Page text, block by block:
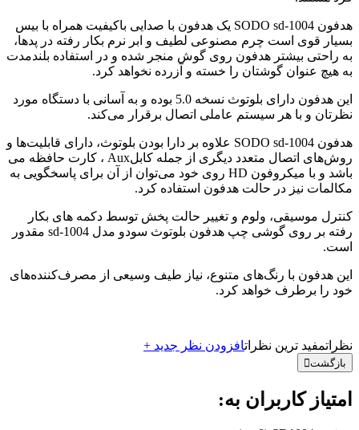
هدفون SODO sd-1004 یک هدفون با صدایی باکیفیت همراه با بیس
بسیار قوی است چرم مصنوعی لطیف و ابر نرم بکار رفته در پدها،
به راحتی بیشتر هدفون روی گوش منجر شده و در استفاده بلندمدت
به هیچ عنوان گوشتان را خسته و آزرده نخواهد کرد.
این هدفون دارای بلوتوث نسخه 5.0 بوده و به آسانی با دستگاه مورد
نظرتان و با هر سیستم عاملی اتصال برقرار می‌کند.
هدفون SODO sd-1004 علاوه بر دارا بودن بلوتوث، دارای قابلیت‌ها و
روش‌های اتصال متعدد دیگری از جمله کابلAux ، کارت حافظه می
باشد و با میکروفون HD روی خود می‌توان از آن برای پاسخگویی به
مکالمات نیز در حالت هدفون استفاده کرد.
کنترل موسیقی، ولوم و تغییر حالت پخش توسط دکمه های بکار
رفته بر روی گوشی چپ هدفون بلوتوث سودو مدل sd-1004 مقدور
است.
این هدفون با رنگ‌های متنوع، نیاز طیف وسیعی از مصرف‌کننده‌های
خود را برطرف خواهد کرد.
نظراتمفید ترین نظراتافزودن نظر جدید +
بازگشت
امتیاز کاربران به: